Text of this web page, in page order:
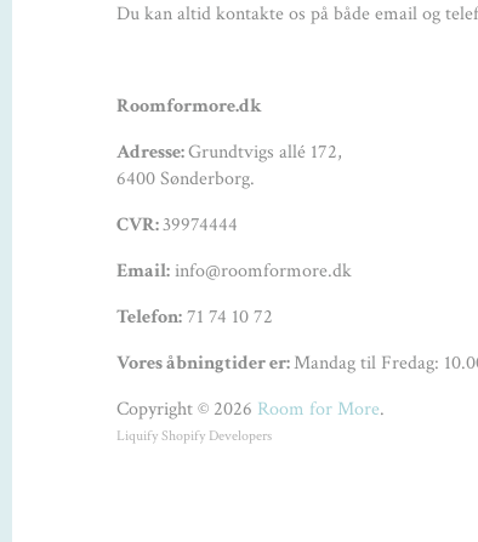
Du kan altid kontakte os på både email og
Roomformore.dk
Adresse:Grundtvigs allé 172,
6400 Sønderborg.
CVR:39974444
Email:info@roomformore.dk
Telefon:71 74 10 72
Vores åbningtider er:Mandag til Fredag:
Copyright © 2026 Room for More.
LiquifyShopify Developers